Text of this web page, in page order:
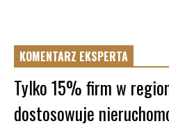
KOMENTARZ EKSPERTA
Tylko 15% firm w
dostosowuje